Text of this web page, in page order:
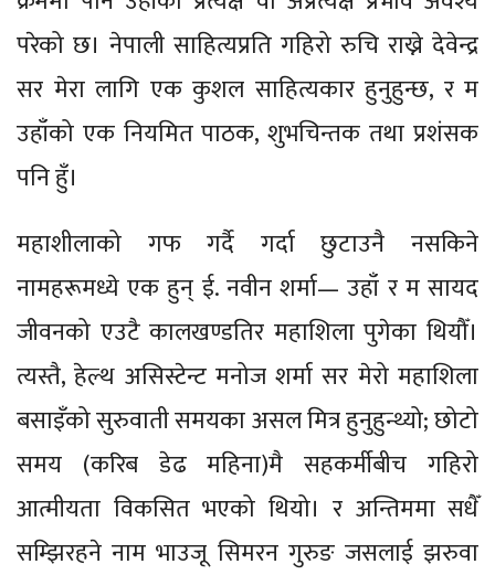
परेको छ। नेपाली साहित्यप्रति गहिरो रुचि राख्ने देवेन्द्र
सर मेरा लागि एक कुशल साहित्यकार हुनुहुन्छ, र म
उहाँको एक नियमित पाठक, शुभचिन्तक तथा प्रशंसक
पनि हुँ।
महाशीलाको गफ गर्दै गर्दा छुटाउनै नसकिने
नामहरूमध्ये एक हुन् ई. नवीन शर्मा— उहाँ र म सायद
जीवनको एउटै कालखण्डतिर महाशिला पुगेका थियौँ।
त्यस्तै, हेल्थ असिस्टेन्ट मनोज शर्मा सर मेरो महाशिला
बसाइँको सुरुवाती समयका असल मित्र हुनुहुन्थ्यो; छोटो
समय (करिब डेढ महिना)मै सहकर्मीबीच गहिरो
आत्मीयता विकसित भएको थियो। र अन्तिममा सधैँ
सम्झिरहने नाम भाउजू सिमरन गुरुङ जसलाई झरुवा